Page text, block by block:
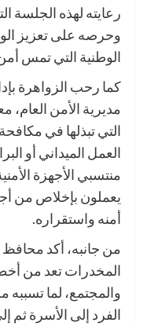
رعايته لهذه الجلسة
وحرصه على تعزيز
الوطنية التي تمس
كما رحب الزواهرة
مديرية الأمن العام،
التي تبذلها في
العمل الميداني أو
منتسبي الأجهزة
يعملون بإخلاص من
أمنه واستقراره.
من جانبه، أكد محافظ
المخدرات تعد من
والمجتمع، لما
الفرد إلى الأسرة ثم